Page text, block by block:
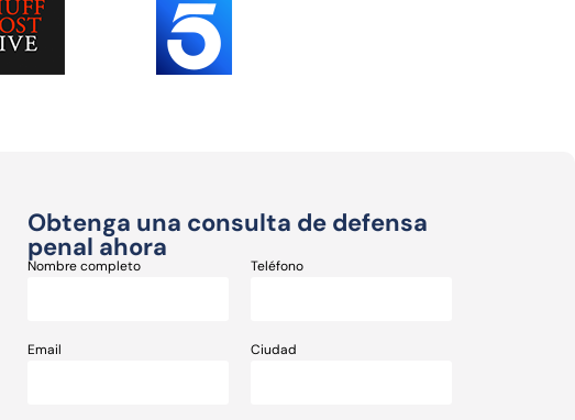
Obtenga una consulta de defensa
penal ahora
Nombre completo Teléfono
Email Ciudad